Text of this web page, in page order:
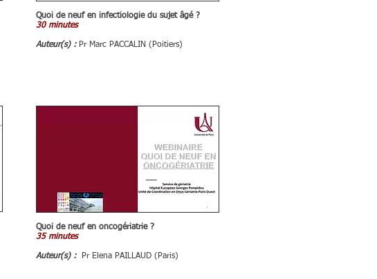
Quoi de neuf en infectiologie du sujet âgé ?
30 minutes
Auteur(s) : Pr Marc PACCALIN (Poitiers)
Quoi de neuf en oncogériatrie ?
35 minutes
Auteur(s) : Pr Elena PAILLAUD (Paris)